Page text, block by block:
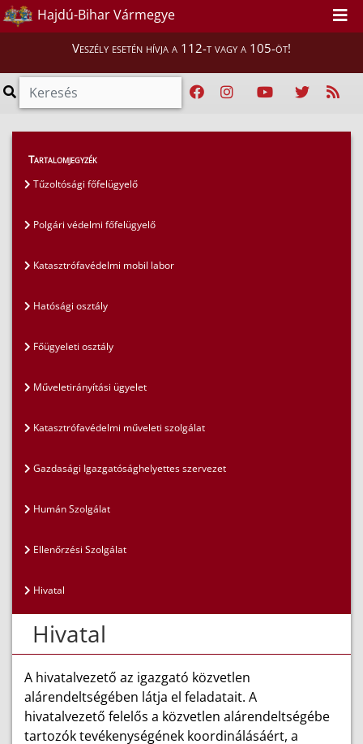
Hajdú-Bihar Vármegye
Veszély esetén hívja a 112-t vagy a 105-öt!
Magunkról
Tartalomjegyzék
Tűzoltósági főfelügyelő
Polgári védelmi főfelügyelő
Katasztrófavédelmi mobil labor
Hatósági osztály
Főügyeleti osztály
Műveletirányítási ügyelet
Katasztrófavédelmi műveleti szolgálat
Gazdasági Igazgatósághelyettes szervezet
Humán Szolgálat
Ellenőrzési Szolgálat
Hivatal
Hivatal
A hivatalvezető az igazgató közvetlen
alárendeltségében látja el feladatait. A
hivatalvezető felelős a közvetlen alárendeltségébe
tartozók tevékenységének koordinálásáért, a